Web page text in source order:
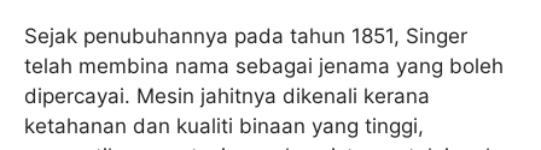
Sejak penubuhannya pada tahun 1851, Singer
telah membina nama sebagai jenama yang boleh
dipercayai. Mesin jahitnya dikenali kerana
ketahanan dan kualiti binaan yang tinggi,